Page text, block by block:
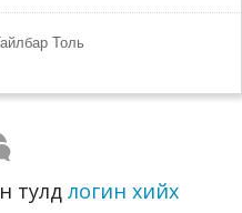
Толь
тулд логин хийх